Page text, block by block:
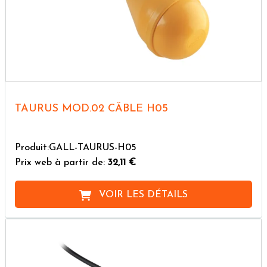
TAURUS MOD.02 CÂBLE H05
Produit:GALL-TAURUS-H05
Prix web à partir de: 32,11 €
VOIR LES DÉTAILS